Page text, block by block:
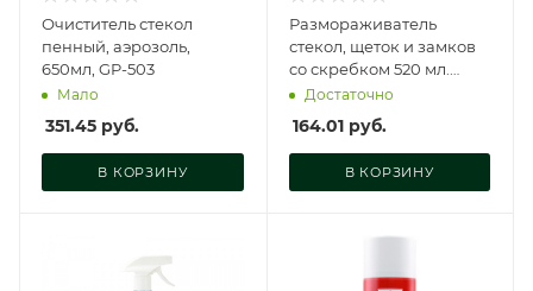
Очиститель стекол
пенный, аэрозоль,
650мл, GP-503
Мало
351.45 руб.
В КОРЗИНУ
Размораживатель
стекол, щеток и замков
cо скребком 520 мл.
аэрозоль, MG-906
Достаточно
164.01руб.
В КОРЗИНУ